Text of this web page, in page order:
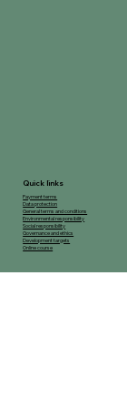
Payment terms
Data protection
General terms and conditions
Environmental responsibility
Social responsibility
Governance and ethics
Development targets
Online course
Quick links